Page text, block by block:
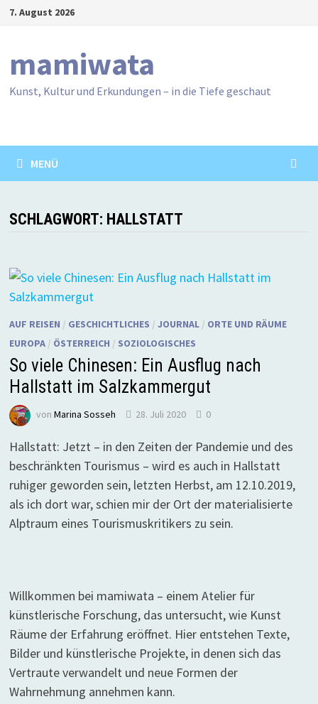
Zum7. August 2026
mamiwata
Kunst, Kultur und Erkundungen – in die Tiefe geschaut
MENÜ
SCHLAGWORT: HALLSTATT
AUF REISEN / GESCHICHTLICHES / JOURNAL/ ORTE UND RÄUME
EUROPA/ ÖSTERREICH / SOZIOLOGISCHES
So viele Chinesen: Ein Ausflug nach
Hallstatt im Salzkammergut
von Marina Sosseh 28. Juli 2020 0
Hallstatt: Jetzt – in den Zeiten der Pandemie und des
beschränkten Tourismus – wird es auch in Hallstatt
ruhiger geworden sein, letzten Herbst, am 12.10.2019,
als ich dort war, schien mir der Ort der materialisierte
Alptraum eines Tourismuskritikers zu sein.
Willkommen bei mamiwata – einem Atelier für
künstlerische Forschung, das untersucht, wie Kunst
Räume der Erfahrung eröffnet. Hier entstehen Texte,
Bilder und künstlerische Projekte, in denen sich das
Vertraute verwandelt und neue Formen der
Wahrnehmung annehmen kann.